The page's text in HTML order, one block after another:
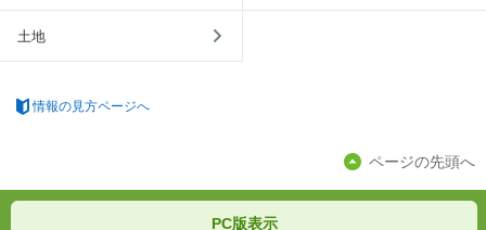
土地
情報の見方ページへ
ページの先頭へ
PC版表示